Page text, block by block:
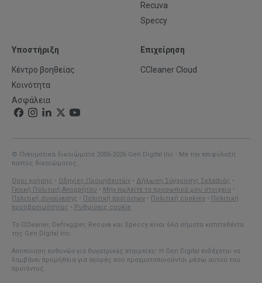
Recuva
Speccy
Υποστήριξη
Κέντρο βοηθείας
Κοινότητα
Ασφάλεια
Επιχείρηση
CCleaner Cloud
© Πνευματικά δικαιώματα 2005-2026 Gen Digital Inc - Με την επιφύλαξη
παντός δικαιώματος.
Οροι χρήσης • Οδηγίες Προμηθευτών • Δήλωση Σύγχρονης Σκλαβιάς •
Γενική Πολιτική Απορρήτου • Μην πωλείτε τα προσωπικά μου στοιχεία •
Πολιτική συναίνεσης • Πολιτική προϊόντων • Πολιτική cookies • Πολιτική
προσβασιμότητας • Ρυθμίσεις cookie
Τα CCleaner, Defraggler, Recuva και Speccy είναι όλα σήματα κατατεθέντα
της Gen Digital Inc.
Αποποίηση ευθυνών για θυγατρικές εταιρείες: Η Gen Digital ενδέχεται να
λαμβάνει προμήθεια για αγορές που πραγματοποιούνται μέσω αυτού του
προϊόντος.